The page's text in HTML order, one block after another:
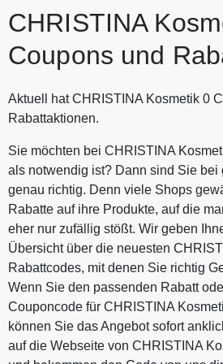
CHRISTINA
Coupons und
Aktuell hat CHRISTINA Kosmetik 0
Rabattaktionen.
Sie möchten bei CHRISTINA
als notwendig ist? Dann sind Sie bei
genau richtig. Denn viele Shops
Rabatte auf ihre Produkte, auf die
eher nur zufällig stößt. Wir geben
Übersicht über die neuesten
Rabattcodes, mit denen Sie richtig
Wenn Sie den passenden Rabatt
Couponcode für CHRISTINA
können Sie das Angebot sofort
auf die Webseite von CHRISTINA